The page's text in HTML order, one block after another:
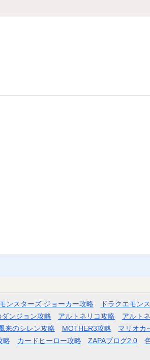
ンスターズ ジョーカー攻略 ドラクエモン
ンジョン攻略 アルトネリコ攻略 アルト
来のシレン攻略 MOTHER3攻略 マリオカ
略 カードヒーロー攻略 ZAPAブログ2.0